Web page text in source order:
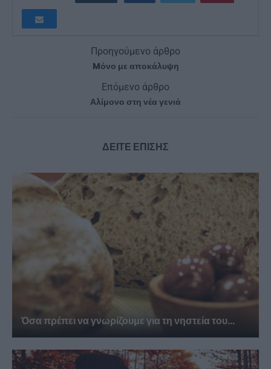
Προηγούμενο άρθρο
Mόνο με αποκάλυψη
Επόμενο άρθρο
Αλίμονο στη νέα γενιά
ΔΕΙΤΕ ΕΠΙΣΗΣ
Όσα πρέπει να γνωρίζουμε για τη νηστεία του...